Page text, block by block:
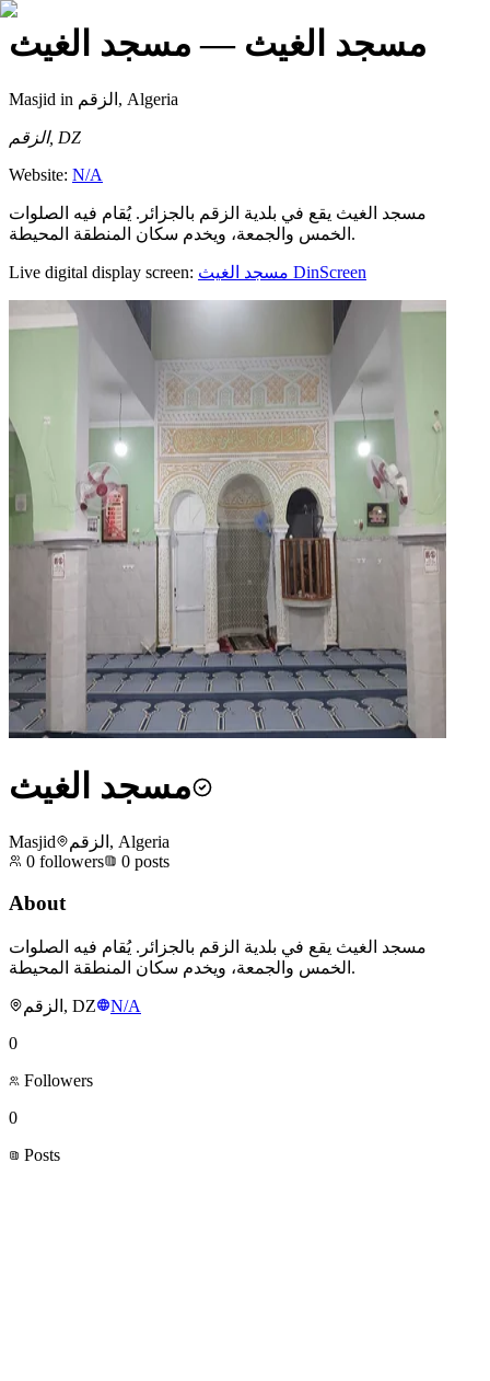
مسجد الغيث — مسجد الغيث
Masjid in الزقم, Algeria
الزقم, DZ
Website: N/A
مسجد الغيث يقع في بلدية الزقم بالجزائر. يُقام فيه الصلوات
الخمس والجمعة، ويخدم سكان المنطقة المحيطة.
Live digital display screen: مسجد الغيث DinScreen
مسجد الغيث
Masjid
الزقم, Algeria
0 followers 0 posts
About
مسجد الغيث يقع في بلدية الزقم بالجزائر. يُقام فيه الصلوات
الخمس والجمعة، ويخدم سكان المنطقة المحيطة.
الزقم, DZ
N/A
0
Followers
0
Posts